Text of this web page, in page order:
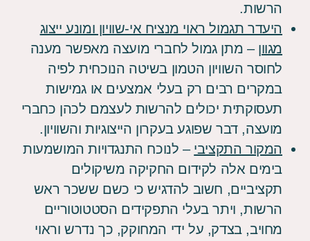
הרשות.
היעדר תגמול ראוי מנציח אי-שוויון ומונע ייצוג
מגוון – מתן גמול לחברי מועצה מאפשר מענה
לחוסר השוויון הטמון בשיטה הנוכחית לפיה
במקרים רבים רק בעלי אמצעים או גמישות
תעסוקתית יכולים להרשות לעצמם לכהן כחברי
מועצה, דבר שפוגע בעקרון הייצוגיות והשוויון.
המקור התקציבי – לנוכח התנגדויות המושמעות
בימים אלה לקידום החקיקה משיקולים
תקציביים, חשוב להדגיש כי כשם ששכר ראש
הרשות, ויתר בעלי התפקידים הסטטוטוריים
מחויב, בצדק, על ידי המחוקק, כך נדרש וראוי